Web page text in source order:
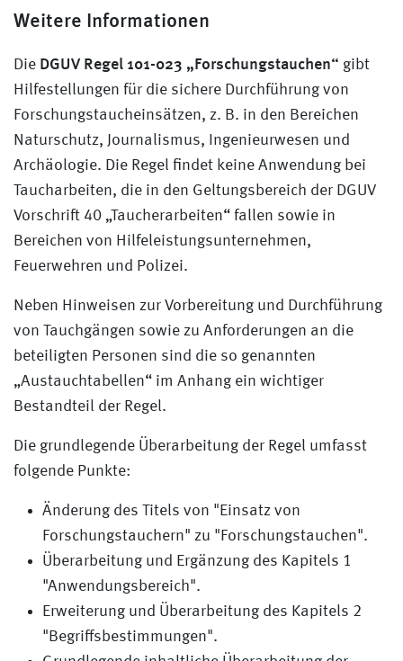
Weitere Informationen
Die DGUV Regel 101-023 „Forschungstauchen“ gibt
Hilfestellungen für die sichere Durchführung von
Forschungstaucheinsätzen, z. B. in den Bereichen
Naturschutz, Journalismus, Ingenieurwesen und
Archäologie. Die Regel findet keine Anwendung bei
Taucharbeiten, die in den Geltungsbereich der DGUV
Vorschrift 40 „Taucherarbeiten“ fallen sowie in
Bereichen von Hilfeleistungsunternehmen,
Feuerwehren und Polizei.
Neben Hinweisen zur Vorbereitung und Durchführung
von Tauchgängen sowie zu Anforderungen an die
beteiligten Personen sind die so genannten
„Austauchtabellen“ im Anhang ein wichtiger
Bestandteil der Regel.
Die grundlegende Überarbeitung der Regel umfasst
folgende Punkte:
Änderung des Titels von "Einsatz von
Forschungstauchern" zu "Forschungstauchen".
Überarbeitung und Ergänzung des Kapitels 1
"Anwendungsbereich".
Erweiterung und Überarbeitung des Kapitels 2
"Begriffsbestimmungen".